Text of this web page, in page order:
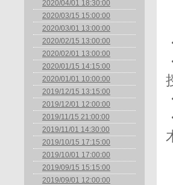
2020/04/01 18:30:00
2020/03/15 15:00:00
2020/03/01 13:00:00
2020/02/15 13:00:00
2020/02/01 13:00:00
2020/01/15 14:15:00
2020/01/01 10:00:00
2019/12/15 13:15:00
2019/12/01 12:00:00
2019/11/15 21:00:00
2019/11/01 14:30:00
2019/10/15 17:15:00
2019/10/01 17:00:00
2019/09/15 15:15:00
2019/09/01 12:00:00